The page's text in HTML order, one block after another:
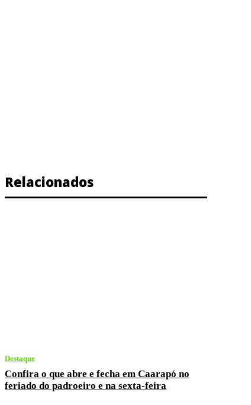
Relacionados
Destaque
Confira o que abre e fecha em Caarapó no
feriado do padroeiro e na sexta-feira